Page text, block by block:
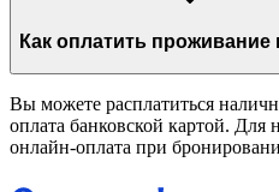
Вы можете расплатиться
оплата банковской картой. Для
онлайн-оплата при